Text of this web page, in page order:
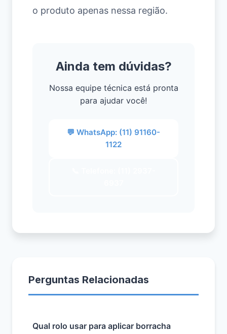
o produto apenas nessa região.
Ainda tem dúvidas?
Nossa equipe técnica está pronta
para ajudar você!
💬 WhatsApp: (11) 91160-
1122
Perguntas Relacionadas
Qual rolo usar para aplicar borracha